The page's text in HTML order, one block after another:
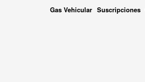
Gas Vehicular Suscripciones